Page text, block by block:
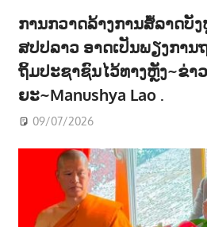
ການກວາດລ້າງການສໍ້ລາດບັ
ສປປລາວ ອາດເປັນພຽງກາ
ຖິ້ມປະຊາຊົນໄວ້ທາງຫຼັງ~ຂ່
ຍະ~Manushya Lao .
09/07/2026